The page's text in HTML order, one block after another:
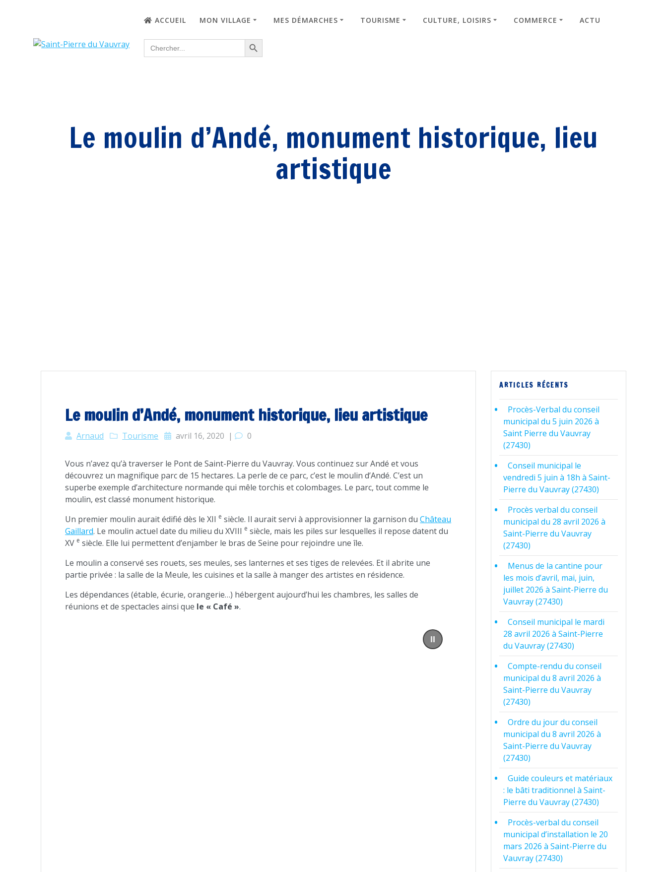
ACCUEIL MON VILLAGE MES DÉMARCHES TOURISME CULTURE, LOISIRS COMMERCE ACTU
Search
for:
Search Button
Le moulin d’Andé, monument historique, lieu
artistique
Le moulin d’Andé, monument historique, lieu artistique
Arnaud Tourisme avril 16, 2020 | 0
Vous n’avez qu’à traverser le Pont de Saint-Pierre du Vauvray. Vous continuez sur Andé et vous
découvrez un magnifique parc de 15 hectares. La perle de ce parc, c’est le moulin d’Andé. C’est un
superbe exemple d’architecture normande qui mêle torchis et colombages. Le parc, tout comme le
moulin, est classé monument historique.
Un premier moulin aurait édifié dès le XII e siècle. Il aurait servi à approvisionner la garnison duChâteau
Gaillard. Le moulin actuel date du milieu du XVIII e siècle, mais les piles sur lesquelles il repose datent du
XV e siècle. Elle lui permettent d’enjamber le bras de Seine pour rejoindre une île.
Le moulin a conservé ses rouets, ses meules, ses lanternes et ses tiges de relevées. Et il abrite une
partie privée : la salle de la Meule, les cuisines et la salle à manger des artistes en résidence.
Les dépendances (étable, écurie, orangerie…) hébergent aujourd’hui les chambres, les salles de
réunions et de spectacles ainsi que le « Café ».
ARTICLES RÉCENTS
Procès-Verbal du conseil
municipal du 5 juin 2026 à
Saint Pierre du Vauvray
(27430)
Conseil municipal le
vendredi 5 juin à 18h à Saint-
Pierre du Vauvray (27430)
Procès verbal du conseil
municipal du 28 avril 2026 à
Saint-Pierre du Vauvray
(27430)
Menus de la cantine pour
les mois d’avril, mai, juin,
juillet 2026 à Saint-Pierre du
Vauvray (27430)
Conseil municipal le mardi
28 avril 2026 à Saint-Pierre
du Vauvray (27430)
Compte-rendu du conseil
municipal du 8 avril 2026 à
Saint-Pierre du Vauvray
(27430)
Ordre du jour du conseil
municipal du 8 avril 2026 à
Saint-Pierre du Vauvray
(27430)
Guide couleurs et matériaux
: le bâti traditionnel à Saint-
Pierre du Vauvray (27430)
Procès-verbal du conseil
municipal d’installation le 20
mars 2026 à Saint-Pierre du
Vauvray (27430)